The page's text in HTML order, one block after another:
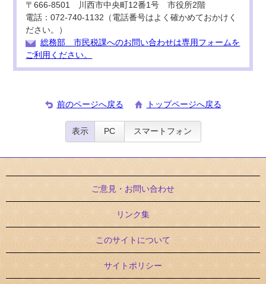
〒666-8501 川西市中央町12番1号 市役所2階
電話：072-740-1132（電話番号はよく確かめておかけく
ださい。）
総務部 市民税課へのお問い合わせは専用フォームを
ご利用ください。
前のページへ戻る トップページへ戻る
表示 PC スマートフォン
ご意見・お問い合わせ
リンク集
このサイトについて
サイトポリシー